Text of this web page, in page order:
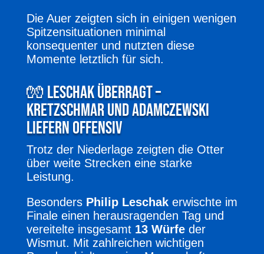
Die Auer zeigten sich in einigen wenigen
Spitzensituationen minimal
konsequenter und nutzten diese
Momente letztlich für sich.
🧤 Leschak überragt –
Kretzschmar und Adamczewski
liefern offensiv
Trotz der Niederlage zeigten die Otter
über weite Strecken eine starke
Leistung.
Besonders Philip Leschakerwischte im
Finale einen herausragenden Tag und
vereitelte insgesamt 13 Würfeder
Wismut. Mit zahlreichen wichtigen